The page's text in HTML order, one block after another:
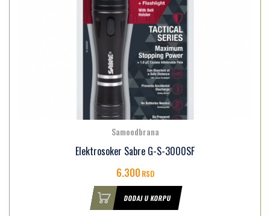
Samoodbrana
Elektrosoker Sabre G-S-3000SF
6.300RSD
DODAJ U KORPU